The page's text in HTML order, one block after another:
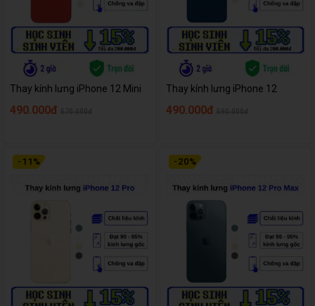
Thay kính lưng iPhone 12 Mini
490.000đ
Thay kính lưng iPhone 12
490.000đ
- 11 % - 20%